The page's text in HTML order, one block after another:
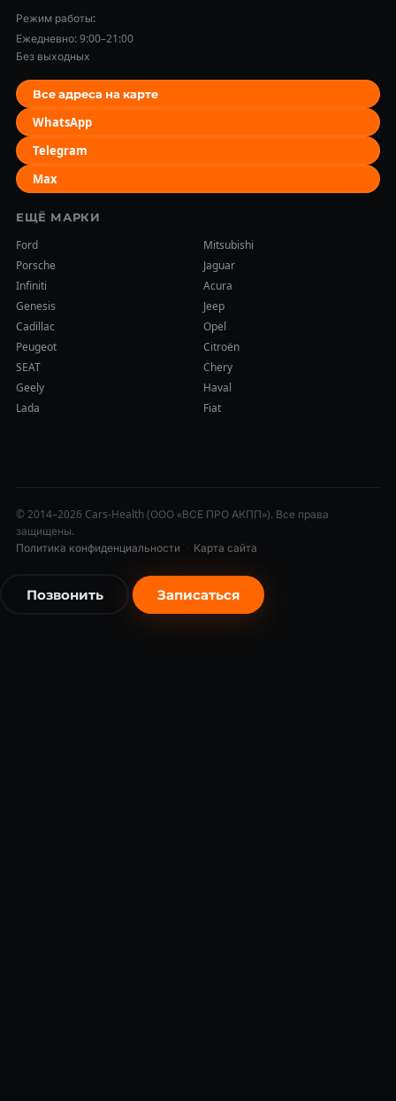
Режим работы:
Ежедневно: 9:00–21:00
Без выходных
Все адреса на карте
WhatsApp
Telegram
Max
ЕЩЁ МАРКИ
Ford
Mitsubishi
Porsche
Jaguar
Infiniti
Acura
Genesis
Jeep
Cadillac
Opel
Peugeot
Citroën
SEAT
Chery
Geely
Haval
Lada
Fiat
© 2014–2026 Cars-Health (ООО «ВСЕ ПРО АКПП»). Все права
защищены.
Политика конфиденциальности · Карта сайта
Позвонить Записаться